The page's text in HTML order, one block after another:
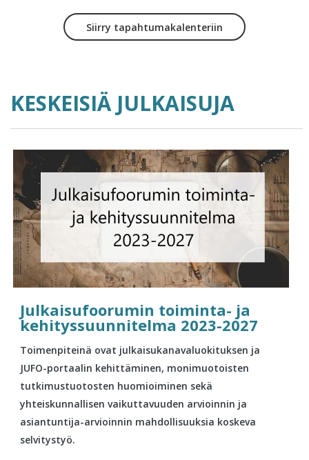
Siirry tapahtumakalenteriin
KESKEISIÄ JULKAISUJA
Julkaisufoorumin toiminta- ja
kehityssuunnitelma 2023-2027
Toimenpiteinä ovat julkaisukanavaluokituksen ja
JUFO-portaalin kehittäminen, monimuotoisten
tutkimustuotosten huomioiminen sekä
yhteiskunnallisen vaikuttavuuden arvioinnin ja
asiantuntija-arvioinnin mahdollisuuksia koskeva
selvitystyö.